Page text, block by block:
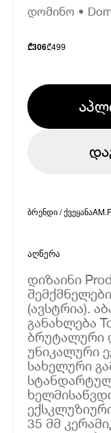
დომინო •
₾306₾499
ბრენდი / ქვეყანა
აღწერა
დიზაინი
(ავსტრია).
განახლება
ბრუტალური
უნიკალური
სახელური
35 მმ